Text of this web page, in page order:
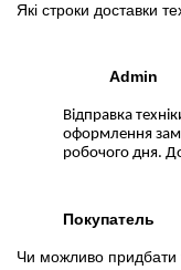
Які строки доставки
Admin
Відправка
оформлення
робочого дня.
Покупатель
Чи можливо придбати